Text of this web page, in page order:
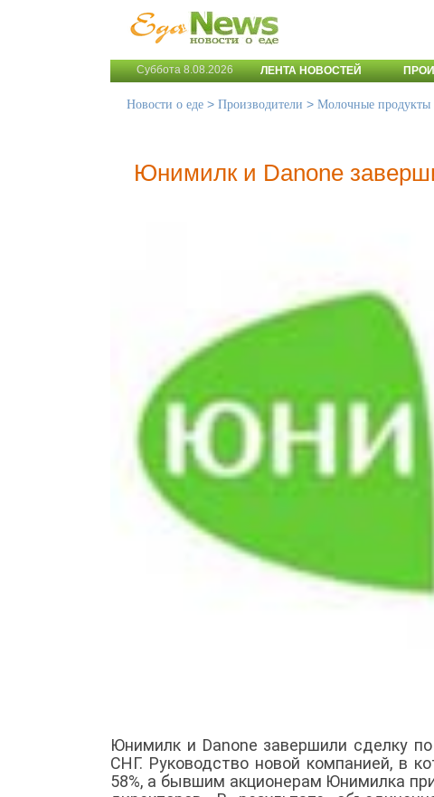
Суббота 8.08.2026 ЛЕНТА НОВОСТЕЙ
Новости о еде > Производители > Молочные продукты
Юнимилк и Danone
Юнимилк и Danone завершили сделку
СНГ. Руководство новой компанией, в
58%, а бывшим акционерам Юнимилка